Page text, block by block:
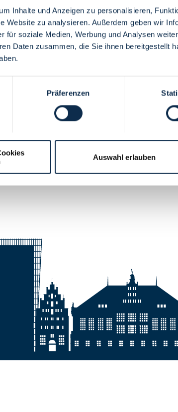
Inhalte und Anzeigen zu personalisieren,
Website zu analysieren. Außerdem geben wir
für soziale Medien, Werbung und Analysen
Daten zusammen, die Sie ihnen bereitgestellt
Präferenzen
Auswahl erlauben
Menü